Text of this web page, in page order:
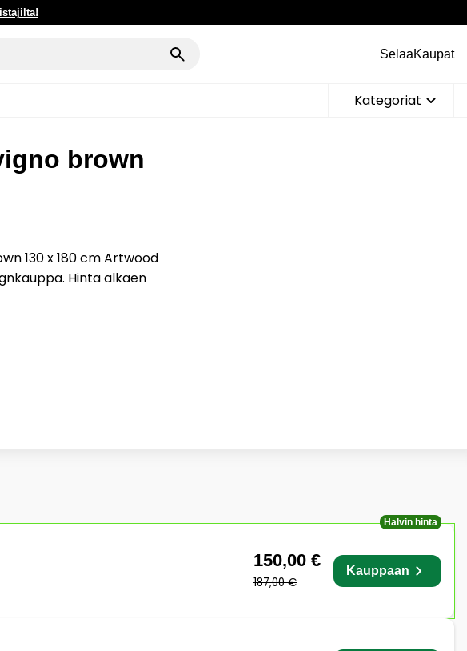
SelaaKaupat
Kategoriat
brown
130 x 180 cm Artwood
Hinta alkaen
Halvin hinta
150,00 €
187,00 €
Kauppaan